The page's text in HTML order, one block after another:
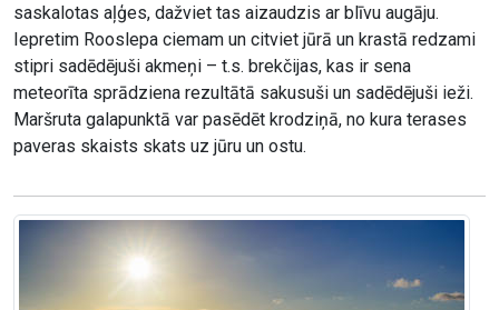
saskalotas aļģes, dažviet tas aizaudzis ar blīvu augāju.
Iepretim Rooslepa ciemam un citviet jūrā un krastā redzami
stipri sadēdējuši akmeņi – t.s. brekčijas, kas ir sena
meteorīta sprādziena rezultātā sakusuši un sadēdējuši ieži.
Maršruta galapunktā var pasēdēt krodziņā, no kura terases
paveras skaists skats uz jūru un ostu.